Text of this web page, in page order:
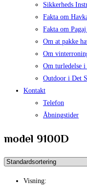
Sikkerheds
Fakta om
Fakta om
Om at pakke
Om
Om turledelse
Outdoor i Det
Kontakt
Telefon
Åbningstider
model 9100D
Visning: